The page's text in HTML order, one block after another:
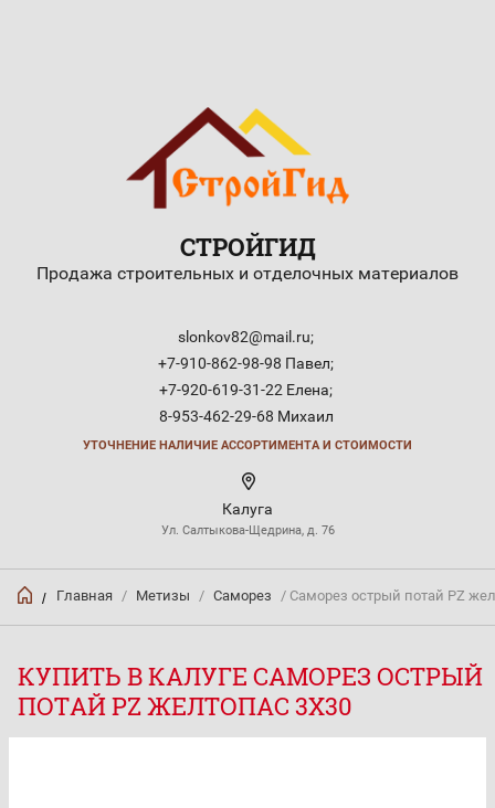
СТРОЙГИД
Продажа строительных и отделочных материалов
slonkov82@mail.ru;
+7-910-862-98-98 Павел;
+7-920-619-31-22 Елена;
8-953-462-29-68 Михаил
УТОЧНЕНИЕ НАЛИЧИЕ АССОРТИМЕНТА И СТОИМОСТИ
Калуга
Ул. Салтыкова-Щедрина, д. 76
/ Главная / Метизы / Саморез / Саморез острый потай PZ
КУПИТЬ В КАЛУГЕ САМОРЕЗ ОСТРЫЙ
ПОТАЙ PZ ЖЕЛТОПАС 3Х30